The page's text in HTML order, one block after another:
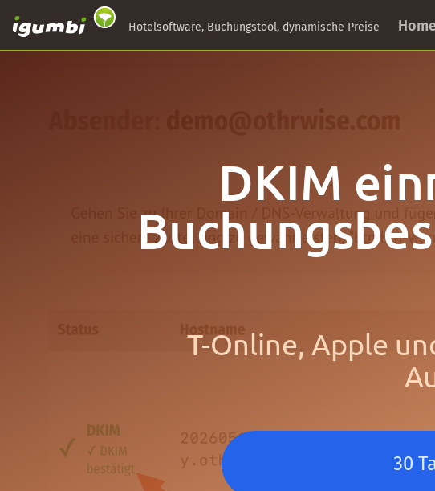
Hotelsoftware, Buchungstool, dynamische Preise
DKIM
T-Online, Apple
30